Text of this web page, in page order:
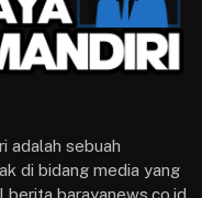
Twitter